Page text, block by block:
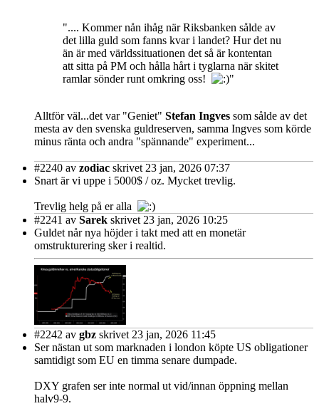
".... Kommer nån ihåg när Riksbanken sålde av
det lilla guld som fanns kvar i landet? Hur det nu
än är med världssituationen det så är kontentan
att sitta på PM och hålla hårt i tyglarna när skitet
ramlar sönder runt omkring oss!
"
Alltför väl...det var "Geniet" Stefan Ingves som sålde av det
mesta av den svenska guldreserven, samma Ingves som körde
minus ränta och andra "spännande" experiment...
#2240 av zodiac skrivet 23 jan, 2026 07:37
Snart är vi uppe i 5000$ / oz. Mycket trevlig.
Trevlig helg på er alla
#2241 av Sarek skrivet 23 jan, 2026 10:25
Guldet når nya höjder i takt med att en monetär
omstrukturering sker i realtid.
#2242 av gbz skrivet 23 jan, 2026 11:45
Ser nästan ut som marknaden i london köpte US obligationer
samtidigt som EU en timma senare dumpade.
DXY grafen ser inte normal ut vid/innan öppning mellan
halv9-9.